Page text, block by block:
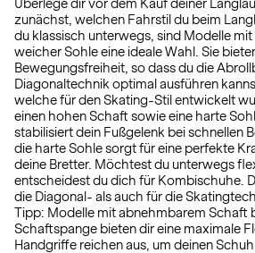
Überlege dir vor dem Kauf deiner
zunächst, welchen Fahrstil du beim
du klassisch unterwegs, sind Modelle
weicher Sohle eine ideale Wahl. Sie
Bewegungsfreiheit, so dass du die
Diagonaltechnik optimal ausführen
welche für den Skating-Stil entwickelt
einen hohen Schaft sowie eine harte
stabilisiert dein Fußgelenk bei schnellen
die harte Sohle sorgt für eine perfekte
deine Bretter. Möchtest du unterwegs
entscheidest du dich für Kombischuhe.
die Diagonal- als auch für die
Tipp: Modelle mit abnehmbarem Schaft
Schaftspange bieten dir eine maximale
Handgriffe reichen aus, um deinen